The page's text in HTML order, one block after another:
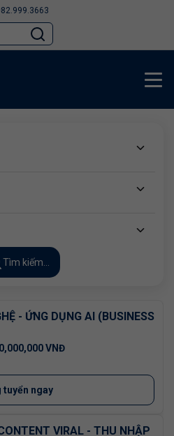
Tìm kiếm...
- ỨNG DỤNG AI (BUSINESS
VNĐ
tuyển ngay
VIRAL - THU NHẬP